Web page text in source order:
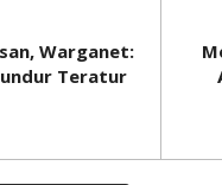
Warganet:
Teratur